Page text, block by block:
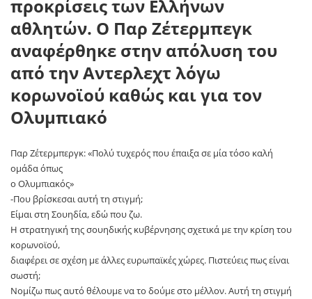
προκρίσεις των Ελλήνων
αθλητών. Ο Παρ Ζέτερμπεγκ
αναφέρθηκε στην απόλυση του
από την Αντερλεχτ λόγω
κορωνοϊού καθώς και για τον
Ολυμπιακό
Παρ Ζέτερμπεργκ: «Πολύ τυχερός που έπαιξα σε μία τόσο καλή
ομάδα όπως
ο Ολυμπιακός»
-Που βρίσκεσαι αυτή τη στιγμή;
Είμαι στη Σουηδία, εδώ που ζω.
Η στρατηγική της σουηδικής κυβέρνησης σχετικά με την κρίση του
κορωνοϊού,
διαφέρει σε σχέση με άλλες ευρωπαϊκές χώρες. Πιστεύεις πως είναι
σωστή;
Νομίζω πως αυτό θέλουμε να το δούμε στο μέλλον. Αυτή τη στιγμή